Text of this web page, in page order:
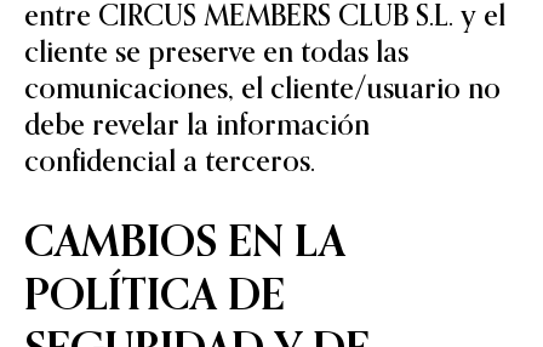
entre CIRCUS MEMBERS CLUB S.L. y el
cliente se preserve en todas las
comunicaciones, el cliente/usuario no
debe revelar la información
confidencial a terceros.
CAMBIOS EN LA
POLÍTICA DE